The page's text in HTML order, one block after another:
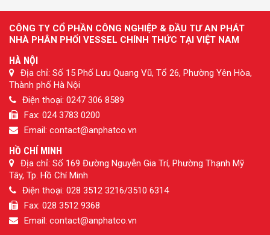
CÔNG TY CỔ PHẦN CÔNG NGHIỆP & ĐẦU TƯ AN PHÁT
NHÀ PHÂN PHỐI VESSEL CHÍNH THỨC TẠI VIỆT NAM
HÀ NỘI
Địa chỉ: Số 15 Phố Lưu Quang Vũ, Tổ 26, Phường Yên Hòa,
Thành phố Hà Nội
Điện thoại: 0247 306 8589
Fax: 024 3783 0200
Email: contact@anphatco.vn
HỒ CHÍ MINH
Địa chỉ: Số 169 Đường Nguyễn Gia Trí, Phường Thạnh Mỹ
Tây, Tp. Hồ Chí Minh
Điện thoại: 028 3512 3216/3510 6314
Fax: 028 3512 9368
Email: contact@anphatco.vn